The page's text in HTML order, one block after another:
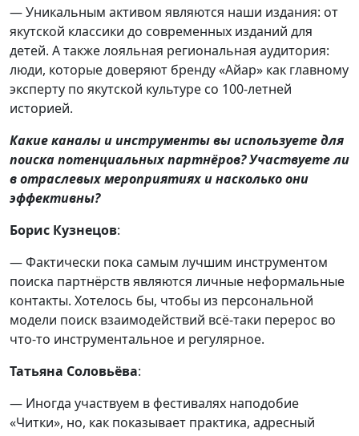
— Уникальным активом являются наши издания: от
якутской классики до современных изданий для
детей. А также лояльная региональная аудитория:
люди, которые доверяют бренду «Айар» как главному
эксперту по якутской культуре со 100-летней
историей.
Какие каналы и инструменты вы используете для
поиска потенциальных партнёров? Участвуете ли
в отраслевых мероприятиях и насколько они
эффективны?
Борис Кузнецов:
— Фактически пока самым лучшим инструментом
поиска партнёрств являются личные неформальные
контакты. Хотелось бы, чтобы из персональной
модели поиск взаимодействий всё-таки перерос во
что-то инструментальное и регулярное.
Татьяна Соловьёва:
— Иногда участвуем в фестивалях наподобие
«Читки», но, как показывает практика, адресный